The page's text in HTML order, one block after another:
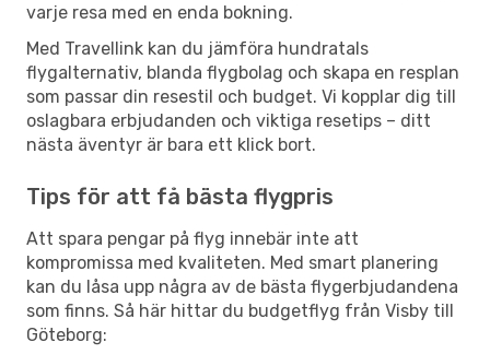
varje resa med en enda bokning.
Med Travellink kan du jämföra hundratals
flygalternativ, blanda flygbolag och skapa en resplan
som passar din resestil och budget. Vi kopplar dig till
oslagbara erbjudanden och viktiga resetips – ditt
nästa äventyr är bara ett klick bort.
Tips för att få bästa flygpris
Att spara pengar på flyg innebär inte att
kompromissa med kvaliteten. Med smart planering
kan du låsa upp några av de bästa flygerbjudandena
som finns. Så här hittar du budgetflyg från Visby till
Göteborg: